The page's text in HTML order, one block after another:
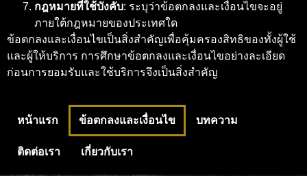
กฎหมายที่ใช้บังคับ: ระบุว่าข้อตกลงและเงื่อนไขจะอยู่
ภายใต้กฎหมายของประเทศใด
ข้อตกลงและเงื่อนไขเป็นสิ่งสำคัญเพื่อคุ้มครองสิทธิของทั้งผู้ใช้
และผู้ให้บริการ การศึกษาข้อตกลงและเงื่อนไขอย่างละเอียด
ก่อนการยอมรับและใช้บริการจึงเป็นสิ่งสำคัญ
หน้าแรก ข้อตกลงและเงื่อนไข บทความ
ติดต่อเรา เกี่ยวกับเรา